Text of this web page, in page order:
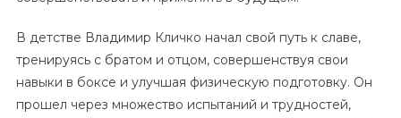
В детстве Владимир Кличко начал свой путь к славе,
тренируясь с братом и отцом, совершенствуя свои
навыки в боксе и улучшая физическую подготовку. Он
прошел через множество испытаний и трудностей,